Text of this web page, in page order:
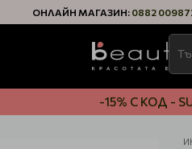
ОНЛАЙН МАГАЗИН: 0882
-15% С КОД -